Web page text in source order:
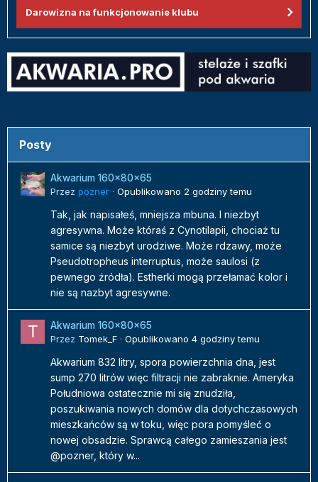
Darowizna na funkcjonowanie klubu
Posty
Akwarium 160x80x65
Przez pozner · Opublikowano 2 godziny temu
Tak, jak napisałeś, mniejsza mbuna. I niezbyt
agresywna. Może któraś z Cynotilapii, chociaż tu
samice są niezbyt urodziwe. Może rdzawy, może
Pseudotropheus interruptus, może saulosi (z
pewnego źródła). Estherki mogą przełamać kolor i
nie są nazbyt agresywne.
Akwarium 160x80x65
Przez Tomek_F · Opublikowano 4 godziny temu
Akwarium 832 litry, spora powierzchnia dna, jest
sump 270 litrów więc filtracji nie zabraknie. Ameryka
Południowa ostatecznie mi się znudziła,
poszukiwania nowych domów dla dotychczasowych
mieszkańców są w toku, więc pora pomyśleć o
nowej obsadzie. Sprawcą całego zamieszania jest
@pozner, który w...